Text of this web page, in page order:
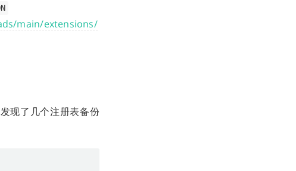
main/extensions/
现了几个注册表备份